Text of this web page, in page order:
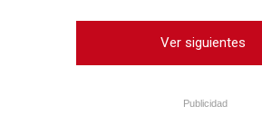
Ver siguientes
Publicidad